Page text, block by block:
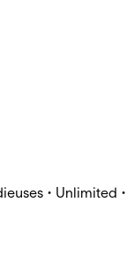
• Unlimited •